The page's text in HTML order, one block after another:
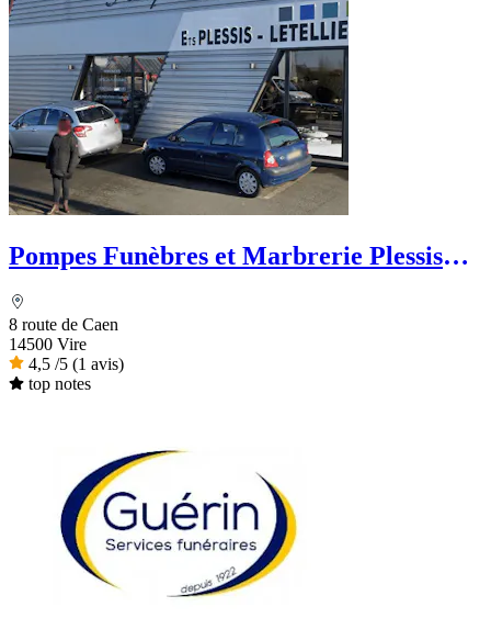
Pompes Funèbres et Marbrerie Plessis
8 route de Caen
14500 Vire
4,5 /5 (1 avis)
top notes